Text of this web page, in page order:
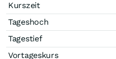
Kurszeit
Tageshoch
Tagestief
Vortageskurs